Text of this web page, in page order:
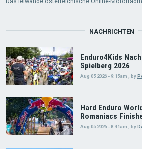
NACHRICHTEN
Enduro4Kids
Spielberg 2026
Aug 05 2026 - 9:15am , by
Hard Enduro
Romaniacs
Aug 05 2026 - 8:41am , by